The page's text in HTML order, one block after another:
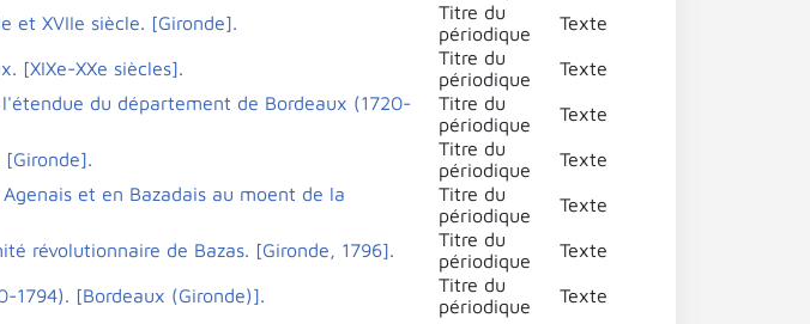
et XVIIe siècle. [Gironde].
Titre du
périodique
Texte
[XIXe-XXe siècles].
Titre du
périodique
Texte
du département de Bordeaux (1720-
Titre du
périodique
Texte
Titre du
périodique
Texte
et en Bazadais au moent de la
Titre du
périodique
Texte
révolutionnaire de Bazas. [Gironde, 1796].
Titre du
périodique
Texte
1794). [Bordeaux (Gironde)].
Titre du
périodique
Texte